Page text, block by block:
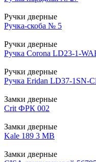
Ручки дверные
Ручка-скоба № 5
Ручки дверные
Ручка Corona LD23-1-
Ручки дверные
Ручка Eridan LD37-1SN-
Замки дверные
Crit ФРК 002
Замки дверные
Kale 189 3 MB
Замки дверные